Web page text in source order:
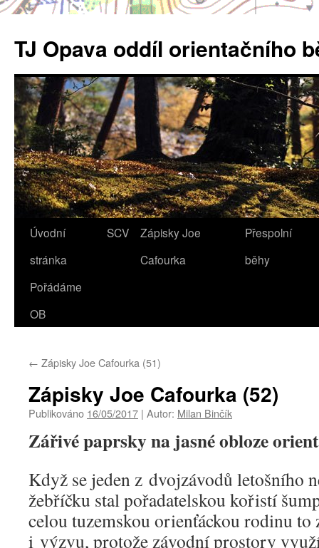
obsahu
webu
TJ Opava oddíl orientačního
Úvodní
stránka
SCV
Zápisky Joe
Cafourka
Přespolní
běhy
Pořádáme
OB
← Zápisky Joe Cafourka (51)
Zápisky Joe Cafourka (52)
Publikováno 16/05/2017 | Autor: Milan Binčík
Zářivé paprsky na jasné obloze
Když se jeden z dvojzávodů letošního
žebříčku stal pořadatelskou kořistí
celou tuzemskou orienťáckou rodinu to
i výzvu, protože závodní prostory